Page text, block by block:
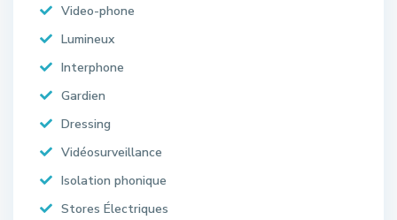
Video-phone
Lumineux
Interphone
Gardien
Dressing
Vidéosurveillance
Isolation phonique
Stores Électriques